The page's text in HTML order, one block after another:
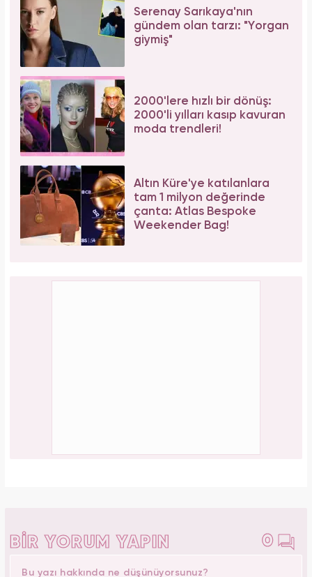
Serenay Sarıkaya'nın
gündem olan tarzı: "Yorgan
giymiş"
2000'lere hızlı bir dönüş:
2000'li yılları kasıp kavuran
moda trendleri!
Altın Küre'ye katılanlara
tam 1 milyon değerinde
çanta: Atlas Bespoke
Weekender Bag!
BİR YORUM YAPIN 0